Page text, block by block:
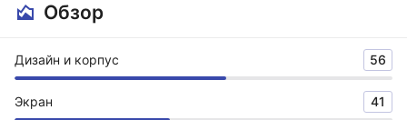
Обзор
Дизайн и корпус 56
Экран 41